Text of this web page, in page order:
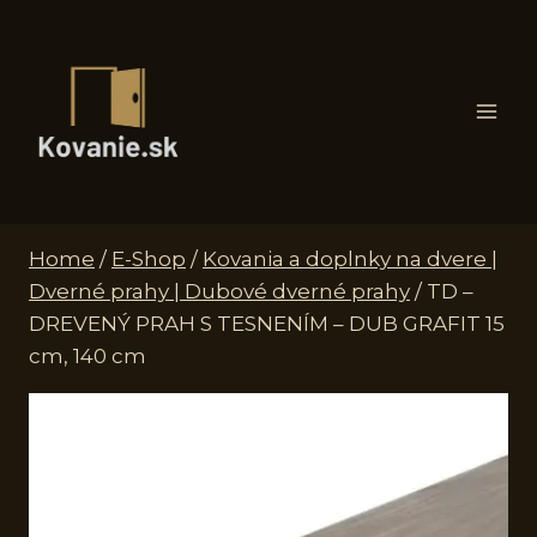
Home / E-Shop / Kovania a doplnky na dvere |
Dverné prahy | Dubové dverné prahy / TD –
DREVENÝ PRAH S TESNENÍM – DUB GRAFIT 15
cm, 140 cm